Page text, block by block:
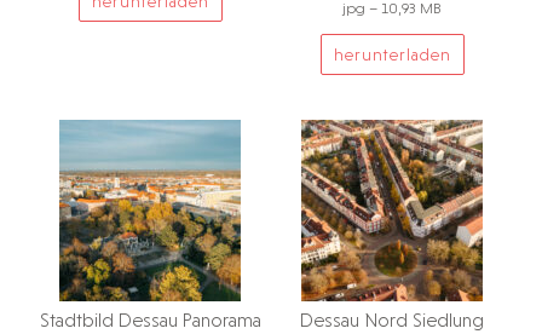
jpg – 10,93 MB
herunterladen
Stadtbild Dessau Panorama
Dessau Nord Siedlung